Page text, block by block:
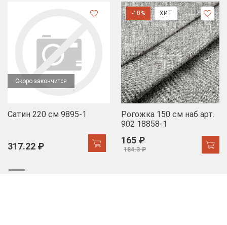
Скоро закончится
Сатин 220 см 9895-1
317.22 ₽
-10% ХИТ
Рогожка 150 см наб арт.
902 18858-1
165 ₽
184.3 ₽